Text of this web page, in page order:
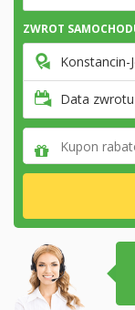
ZWROT
Konstancin-
Data zwrotu